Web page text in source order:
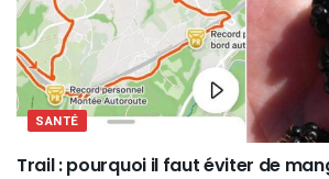
SANTÉ
Trail : pourquoi il faut éviter de